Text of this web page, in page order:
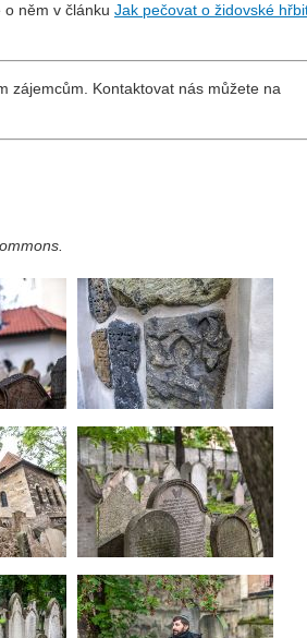
něm v článku Jak pečovat o židovské
zájemcům. Kontaktovat nás můžete na